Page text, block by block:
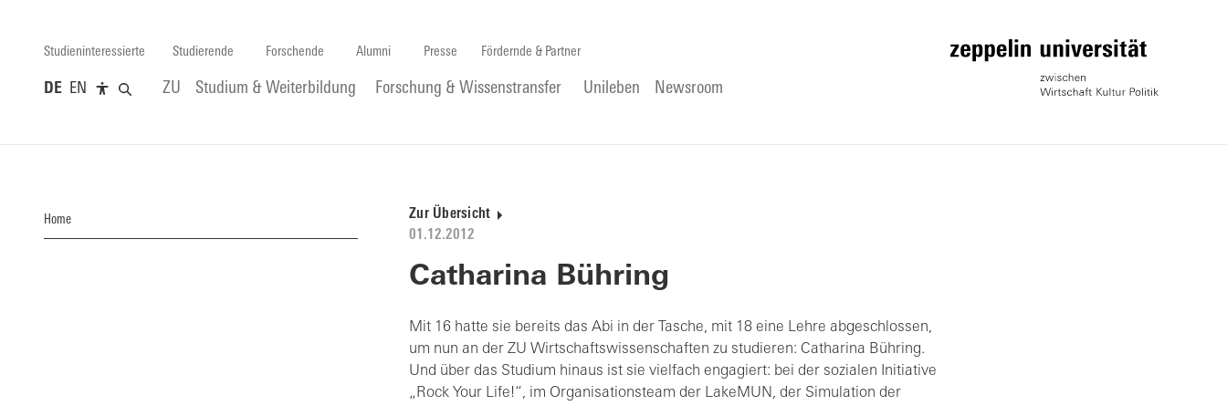
Studieninteressierte Studierende Forschende Alumni Presse Fördernde & Partner
DE EN ZU Studium & Weiterbildung Forschung & Wissenstransfer Unileben Newsroom
Home
01.12.2012
Zur Übersicht
Catharina Bühring
Mit 16 hatte sie bereits das Abi in der Tasche, mit 18 eine Lehre abgeschlossen,
um nun an der ZU Wirtschaftswissenschaften zu studieren: Catharina Bühring.
Und über das Studium hinaus ist sie vielfach engagiert: bei der sozialen Initiative
„Rock Your Life!“, im Organisationsteam der LakeMUN, der Simulation der